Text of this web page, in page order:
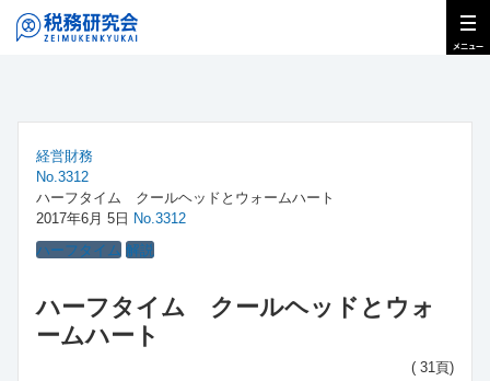
経営財務
No.3312
ハーフタイム クールヘッドとウォームハート
2017年6月 5日 No.3312
ハーフタイム 解説
ハーフタイム クールヘッドとウォ
ームハート
( 31頁)